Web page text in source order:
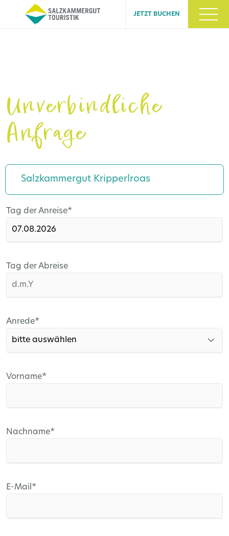
JETZT BUCHEN
Unverbindliche
Anfrage
Salzkammergut Kripperlroas
Pflichtfeld
Tag der Anreise*
Tag der Abreise
Pflichtfeld
Anrede*
Pflichtfeld
Vorname*
Pflichtfeld
Nachname*
Pflichtfeld
E-Mail*